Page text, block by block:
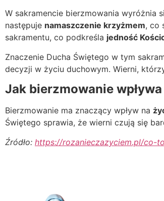
W sakramencie bierzmowania wyróżnia
następuje namaszczenie krzyżmem, co
sakramentu, co podkreśla jedność
Znaczenie Ducha Świętego w tym
decyzji w życiu duchowym. Wierni,
Jak bierzmowanie
Bierzmowanie ma znaczący wpływ na
Świętego sprawia, że wierni czują się
Źródło: https://rozanieczazyciem.pl/co-